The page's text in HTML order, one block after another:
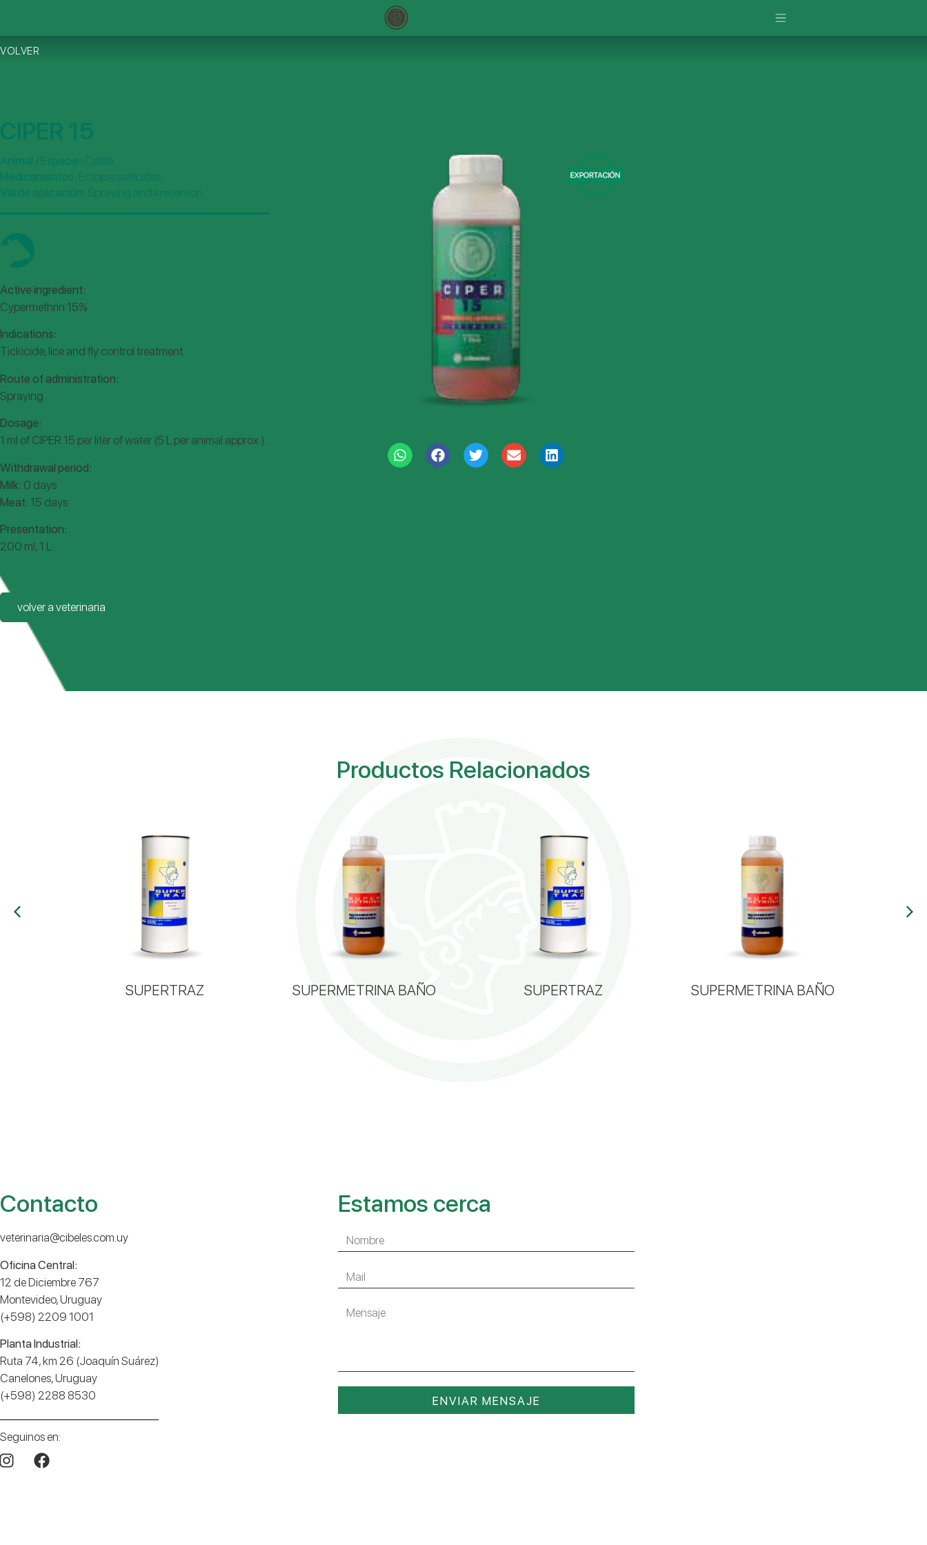
VOLVER
CIPER 15
Animal / Especie: Cattle.
Medicamentos: Ectoparasiticides.
Vía de aplicación: Spraying and Immersion.
Active ingredient:
Cypermethrin 15%
Indications:
Tickicide, lice and fly control treatment.
Route of administration:
Spraying
Dosage:
1 ml of CIPER 15 per liter of water (5 L per animal approx.).
Withdrawal period:
Milk: 0 days
Meat: 15 days
Presentation:
200 ml, 1 L
volver a veterinaria
Productos Relacionados
SUPERTRAZ SUPERMETRINA BAÑO SUPERTRAZ SUPERMETRINA BAÑO
Contacto
veterinaria@cibeles.com.uy
Oficina Central:
12 de Diciembre 767
Montevideo, Uruguay
(+598) 2209 1001
Planta Industrial:
Ruta 74, km 26 (Joaquín Suárez)
Canelones, Uruguay
(+598) 2288 8530
Seguinos en:
Estamos cerca
ENVIAR MENSAJE